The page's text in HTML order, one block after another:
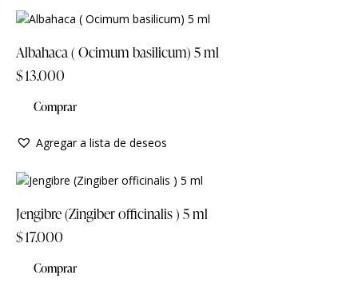
Albahaca ( Ocimum basilicum) 5 ml
$13.000
Comprar
Agregar a lista de deseos
Jengibre (Zingiber officinalis ) 5 ml
$17.000
Comprar